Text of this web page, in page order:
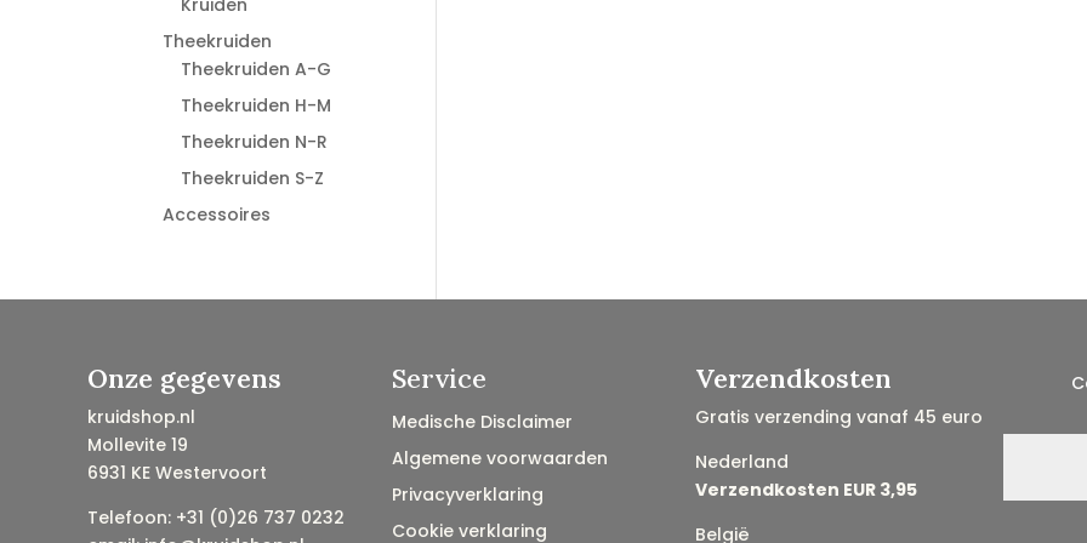
Kruiden
Theekruiden
Theekruiden A-G
Theekruiden H-M
Theekruiden N-R
Theekruiden S-Z
Accessoires
Onze gegevens
kruidshop.nl
Mollevite 19
6931 KE Westervoort
Telefoon: +31 (0)26 737 0232
Service
Medische Disclaimer
Algemene voorwaarden
Privacyverklaring
Cookie verklaring
Verzendkosten
Gratis verzending vanaf 45 euro
Nederland
Verzendkosten EUR 3,95
België